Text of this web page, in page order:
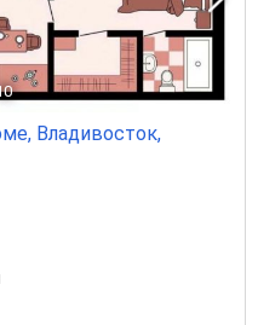
Владивосток,